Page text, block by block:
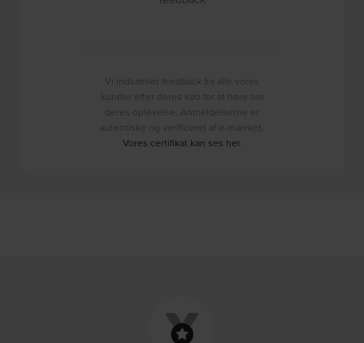
Vi indsamler feedback fra alle vores
kunder efter deres køb for at høre om
deres oplevelse. Anmeldelserne er
autentiske og verificeret af e-mærket.
Vores certifikat kan ses her.